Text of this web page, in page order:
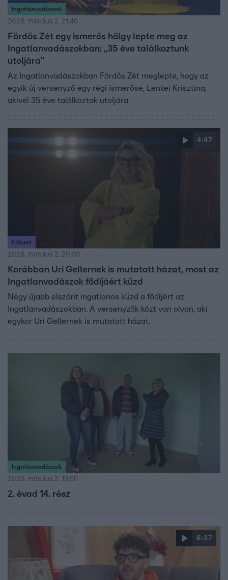
Ingatlanvadászok
2026. március 2. 21:40
Fördős Zét egy ismerős hölgy lepte meg az
Ingatlanvadászokban: „35 éve találkoztunk
utoljára”
Az Ingatlanvadászokban Fördős Zét meglepte, hogy az
egyik új versenyző egy régi ismerőse, Lenkei Krisztina,
akivel 35 éve találkoztak utoljára
4:47
Fókusz
2026. március 2. 20:30
Korábban Uri Gellernek is mutatott házat, most az
Ingatlanvadászok fődíjáért küzd
Négy újabb elszánt ingatlanos küzd a fődíjért az
Ingatlanvadászokban. A versenyzők közt van olyan, aki
egykor Uri Gellernek is mutatott házat.
Ingatlanvadászok
2026. március 2. 19:50
2. évad 14. rész
6:37